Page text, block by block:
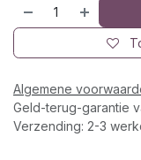
Algemene
Geld-terug-garantie
Verzending: 2-3